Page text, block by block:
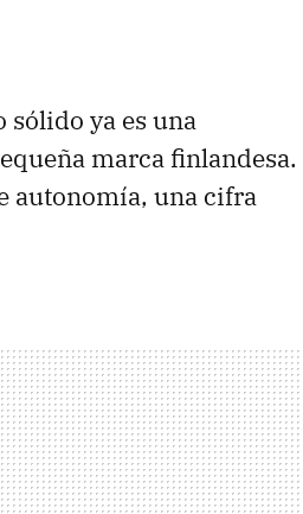
ya es una
marca finlandesa.
autonomía, una cifra